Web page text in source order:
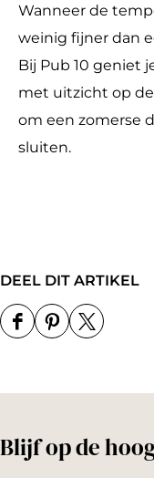
Wanneer de
weinig fijner dan
Bij Pub 10 geniet
met uitzicht op
om een zomerse
sluiten.
DEEL DIT ARTIKEL
D
d
D
d
D
d
Blijf op de